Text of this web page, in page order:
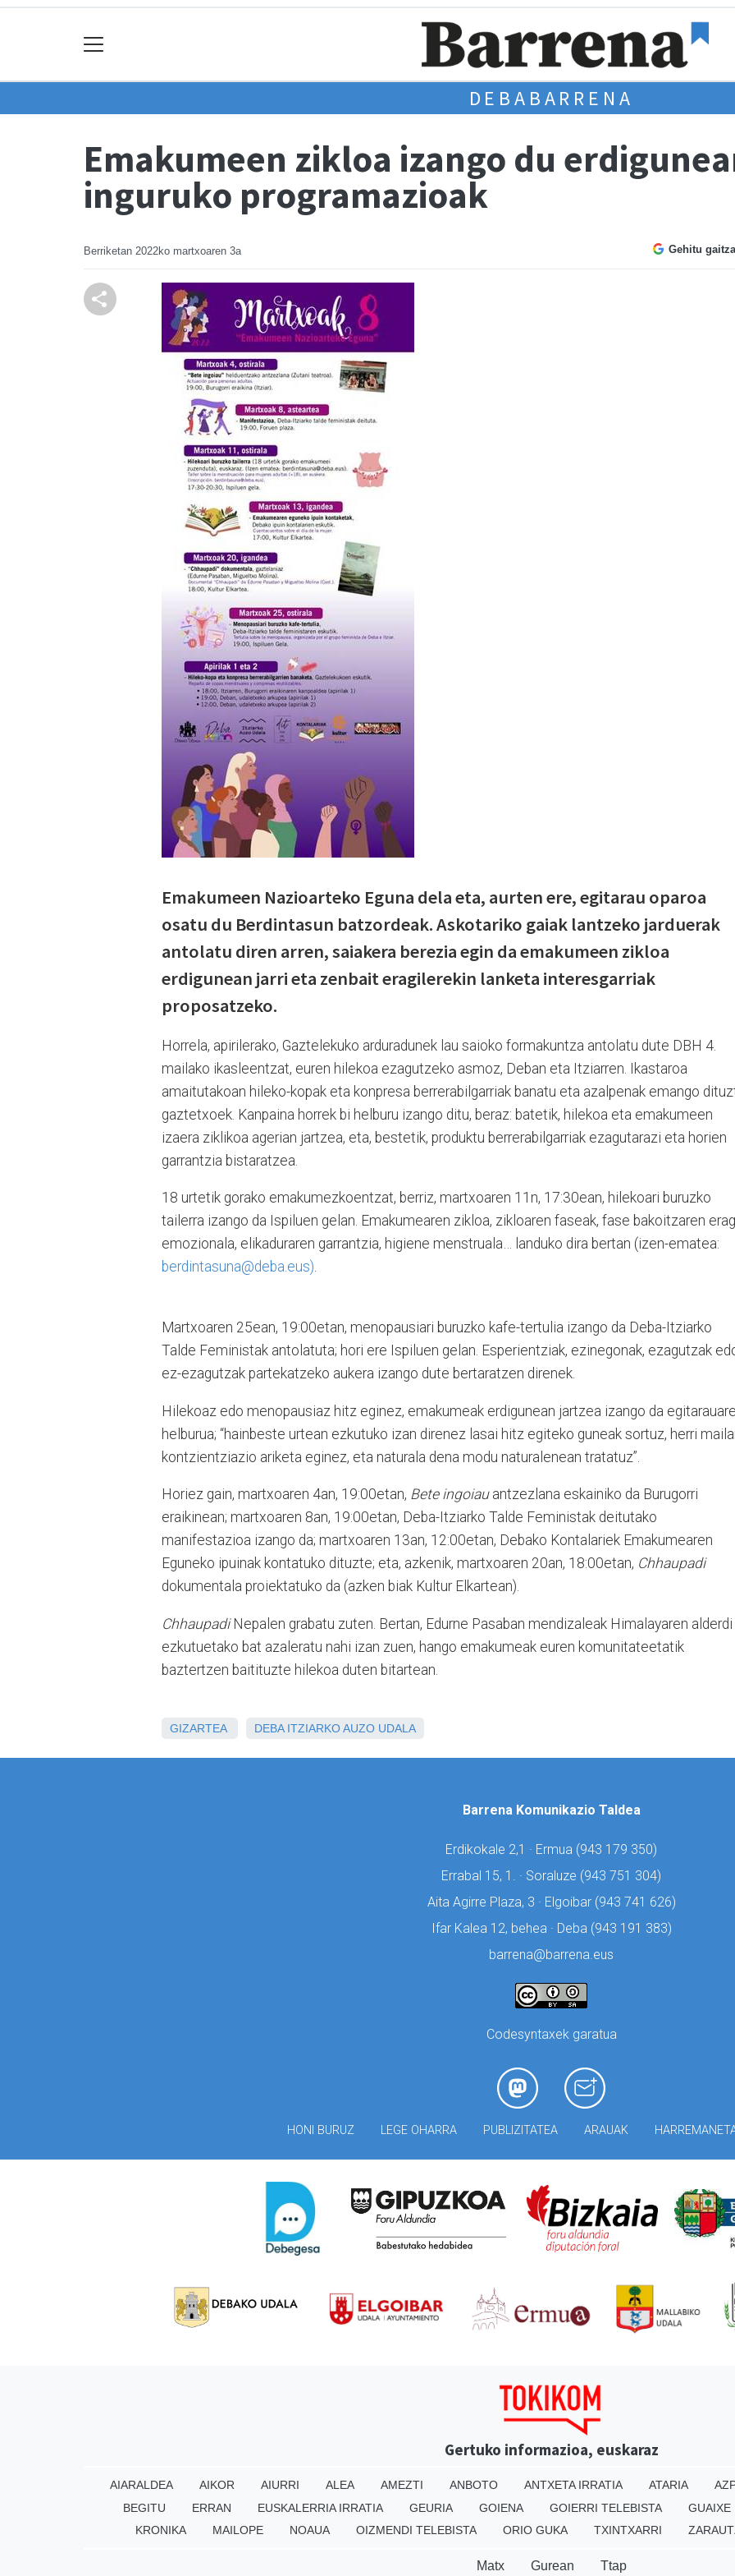
DEBABARRENA
Emakumeen zikloa izango du
inguruko programazioak
Berriketan 2022ko martxoaren 3a Gehitu
Emakumeen Nazioarteko Eguna dela eta, aurten ere, egitarau oparoa
osatu du Berdintasun batzordeak. Askotariko gaiak lantzeko jarduerak
antolatu diren arren, saiakera berezia egin da emakumeen zikloa
erdigunean jarri eta zenbait eragilerekin lanketa interesgarriak
proposatzeko.
Horrela, apirilerako, Gaztelekuko arduradunek lau saioko formakuntza antolatu dute DBH 4.
mailako ikasleentzat, euren hilekoa ezagutzeko asmoz, Deban eta Itziarren. Ikastaroa
amaitutakoan hileko-kopak eta konpresa berrerabilgarriak banatu eta azalpenak emango
gaztetxoek. Kanpaina horrek bi helburu izango ditu, beraz: batetik, hilekoa eta emakumeen
izaera ziklikoa agerian jartzea, eta, bestetik, produktu berrerabilgarriak ezagutarazi eta horien
garrantzia bistaratzea.
18 urtetik gorako emakumezkoentzat, berriz, martxoaren 11n, 17:30ean, hilekoari buruzko
tailerra izango da Ispiluen gelan. Emakumearen zikloa, zikloaren faseak, fase bakoitzaren
emozionala, elikaduraren garrantzia, higiene menstruala… landuko dira bertan (izen-ematea:
berdintasuna@deba.eus).
Martxoaren 25ean, 19:00etan, menopausiari buruzko kafe-tertulia izango da Deba-Itziarko
Talde Feministak antolatuta; hori ere Ispiluen gelan. Esperientziak, ezinegonak, ezagutzak
ez-ezagutzak partekatzeko aukera izango dute bertaratzen direnek.
Hilekoaz edo menopausiaz hitz eginez, emakumeak erdigunean jartzea izango da
helburua; “hainbeste urtean ezkutuko izan direnez lasai hitz egiteko guneak sortuz, herri
kontzientziazio ariketa eginez, eta naturala dena modu naturalenean tratatuz”.
Horiez gain, martxoaren 4an, 19:00etan, Bete ingoiauantzezlana eskainiko da Burugorri
eraikinean; martxoaren 8an, 19:00etan, Deba-Itziarko Talde Feministak deitutako
manifestazioa izango da; martxoaren 13an, 12:00etan, Debako Kontalariek Emakumearen
Eguneko ipuinak kontatuko dituzte; eta, azkenik, martxoaren 20an, 18:00etan, Chhaupadi
dokumentala proiektatuko da (azken biak Kultur Elkartean).
ChhaupadiNepalen grabatu zuten. Bertan, Edurne Pasaban mendizaleak Himalayaren alderdi
ezkutuetako bat azaleratu nahi izan zuen, hango emakumeak euren komunitateetatik
baztertzen baitituzte hilekoa duten bitartean.
GIZARTEA DEBA ITZIARKO AUZO UDALA
Barrena Komunikazio Taldea
Erdikokale 2,1 · Ermua (943 179 350)
Errabal 15, 1. · Soraluze (943 751 304)
Aita Agirre Plaza, 3 · Elgoibar (943 741 626)
Ifar Kalea 12, behea · Deba (943 191 383)
barrena@barrena.eus
Codesyntaxek garatua
HONI BURUZ LEGE OHARRA PUBLIZITATEA ARAUAK
Gertuko informazioa, euskaraz
AIARALDEA AIKOR AIURRI ALEA AMEZTI ANBOTO ANTXETA IRRATIA ATARIA
BEGITU
ERRAN EUSKALERRIA IRRATIA GEURIA GOIENA GOIERRI TELEBISTA
GUAIXE
KRONIKA
MAILOPE NOAUA OIZMENDI TELEBISTA ORIO GUKA TXINTXARRI
Matx Gurean Ttap